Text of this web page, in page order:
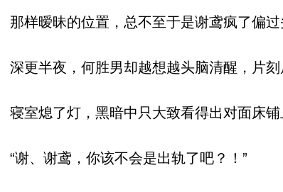
那样暧昧的位置，总不至于是谢鸢疯了偏过
深更半夜，何胜男却越想越头脑清醒，片刻
寝室熄了灯，黑暗中只大致看得出对面床铺
“谢、谢鸢，你该不会是出轨了吧？！”